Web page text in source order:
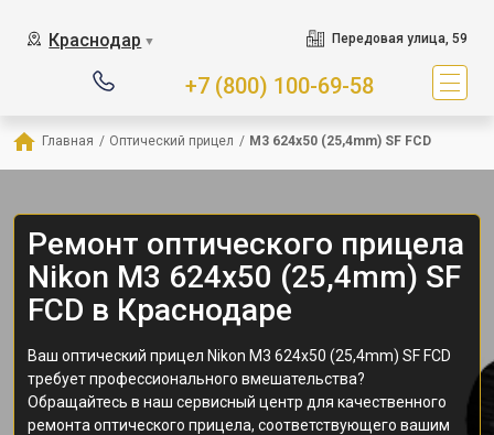
Краснодар ▼ Передовая улица, 59
+7 (800) 100-69-58
Главная / Оптический прицел / M3 624x50 (25,4mm) SF FCD
Ремонт оптического прицела
Nikon M3 624x50 (25,4mm) SF
FCD в Краснодаре
Ваш оптический прицел Nikon M3 624x50 (25,4mm) SF FCD
требует профессионального вмешательства?
Обращайтесь в наш сервисный центр для качественного
ремонта оптического прицела, соответствующего вашим